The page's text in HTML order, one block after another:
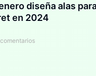
diseña alas
en 2024